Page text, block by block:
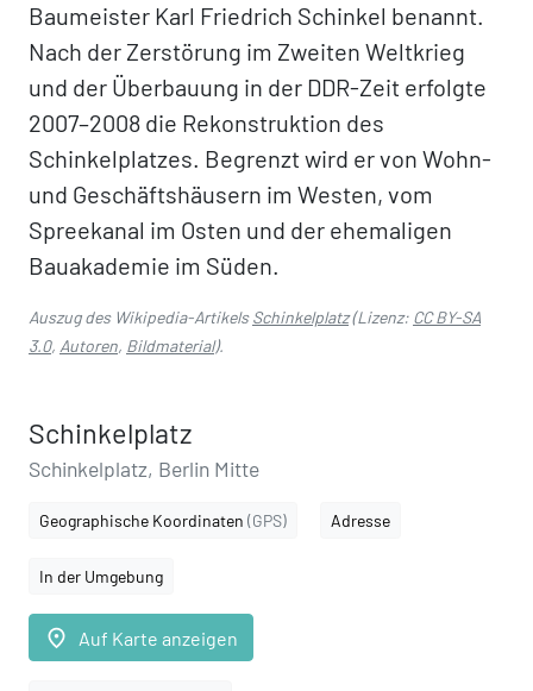
Baumeister Karl Friedrich Schinkel benannt.
Nach der Zerstörung im Zweiten Weltkrieg
und der Überbauung in der DDR-Zeit erfolgte
2007–2008 die Rekonstruktion des
Schinkelplatzes. Begrenzt wird er von Wohn-
und Geschäftshäusern im Westen, vom
Spreekanal im Osten und der ehemaligen
Bauakademie im Süden.
Auszug des Wikipedia-ArtikelsSchinkelplatz(Lizenz: CC BY-SA
3.0, Autoren, Bildmaterial).
Schinkelplatz
Schinkelplatz, Berlin Mitte
Geographische Koordinaten (GPS) Adresse
In der Umgebung
place Auf Karte anzeigen